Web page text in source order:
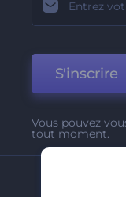
S'inscrire
Vous pouvez
tout moment.